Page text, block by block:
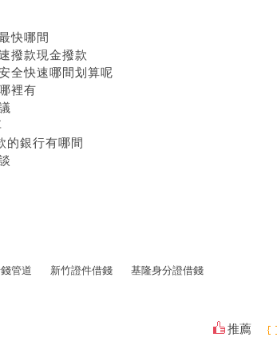
快哪間
撥款現金撥款
全快速哪間划算呢
裡有
的銀行有哪間
管道 新竹證件借錢 基隆身分證借錢
推薦